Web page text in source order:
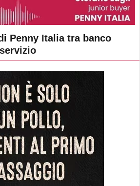
Penny Italia tra banco